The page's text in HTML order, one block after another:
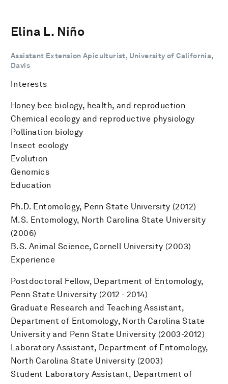
Elina L. Niño
Assistant Extension Apiculturist, University of California,
Davis
Interests
Honey bee biology, health, and reproduction
Chemical ecology and reproductive physiology
Pollination biology
Insect ecology
Evolution
Genomics
Education
Ph.D. Entomology, Penn State University (2012)
M.S. Entomology, North Carolina State University
(2006)
B.S. Animal Science, Cornell University (2003)
Experience
Postdoctoral Fellow, Department of Entomology,
Penn State University (2012 - 2014)
Graduate Research and Teaching Assistant,
Department of Entomology, North Carolina State
University and Penn State University (2003-2012)
Laboratory Assistant, Department of Entomology,
North Carolina State University (2003)
Student Laboratory Assistant, Department of